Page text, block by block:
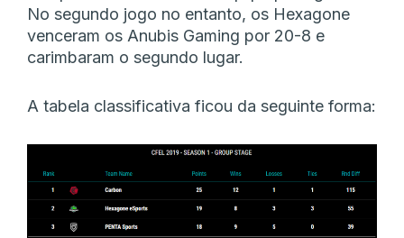
No segundo jogo no entanto, os Hexagone
venceram os Anubis Gaming por 20-8 e
carimbaram o segundo lugar.
A tabela classificativa ficou da seguinte forma: